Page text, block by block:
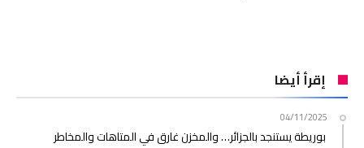
إقرأ أيضا
04/11/2025
بوريطة يستنجد بالجزائر… والمخزن غارق في المتاهات والمخاطر